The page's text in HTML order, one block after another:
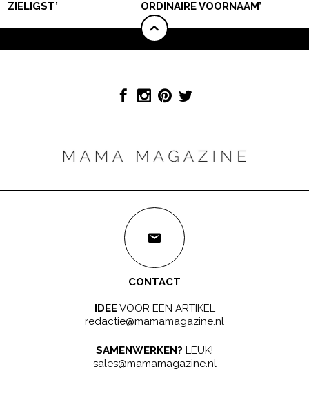
ZIELIGST’
ORDINAIRE VOORNAAM’
CONTACT
IDEEVOOR EEN ARTIKEL
redactie@mamamagazine.nl
SAMENWERKEN? LEUK!
sales@mamamagazine.nl